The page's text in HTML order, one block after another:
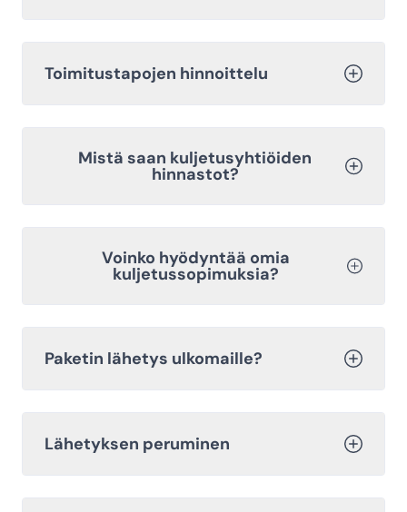
Toimitustapojen hinnoittelu
Mistä saan kuljetusyhtiöiden
hinnastot?
Voinko hyödyntää omia
kuljetussopimuksia?
Paketin lähetys ulkomaille?
Lähetyksen peruminen